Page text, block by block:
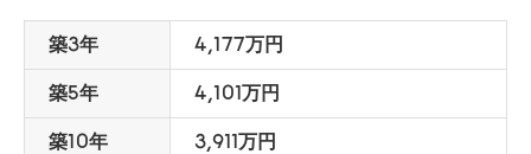
築3年 4,177万円
築5年 4,101万円
築10年 3,911万円